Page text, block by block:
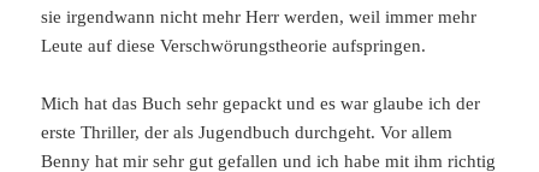
sie irgendwann nicht mehr Herr werden, weil immer mehr
Leute auf diese Verschwörungstheorie aufspringen.
Mich hat das Buch sehr gepackt und es war glaube ich der
erste Thriller, der als Jugendbuch durchgeht. Vor allem
Benny hat mir sehr gut gefallen und ich habe mit ihm richtig